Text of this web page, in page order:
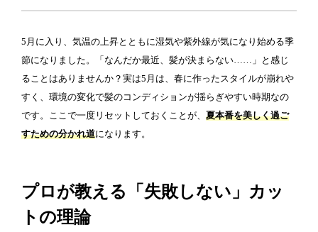
5月に入り、気温の上昇とともに湿気や紫外線が気になり始める季
節になりました。「なんだか最近、髪が決まらない……」と感じ
ることはありませんか？実は5月は、春に作ったスタイルが崩れや
すく、環境の変化で髪のコンディションが揺らぎやすい時期なの
です。ここで一度リセットしておくことが、 夏本番を美しく過ご
すための分かれ道になります。
プロが教える「失敗しない」カッ
トの理論